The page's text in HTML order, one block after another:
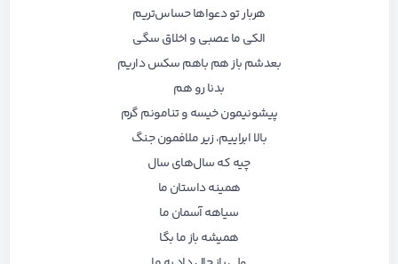
هربار تو دعواها حساس‌تریم
الکی ما عصبی و اخلاق سگی
بعدشم باز هم باهم سکس داریم
بدنا رو هم
پیشونیمون خیسه و تنامونم گرم
بالا ابراییم، زیر ملافمون جنگ
چیه که سال‌های سال
همینه داستان ما
سیاهه آسمان ما
همیشه باز ما بگا